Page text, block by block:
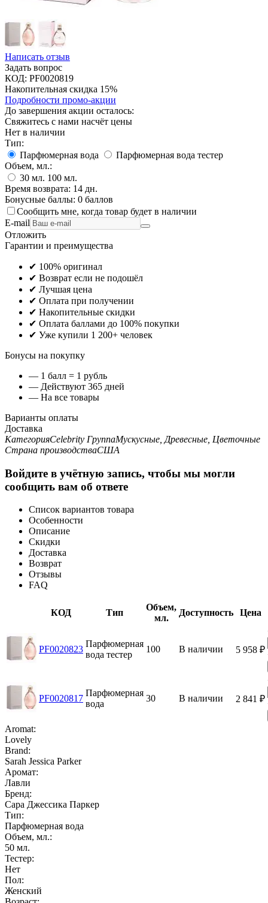
Написать отзыв
Задать вопрос
КОД: PF0020819
Накопительная скидка 15%
Подробности промо-акции
До завершения акции осталось:
Свяжитесь с нами насчёт цены
Нет в наличии
Тип:
Парфюмерная вода
Парфюмерная вода тестер
Объем, мл.:
30 мл. 100 мл.
Время возврата: 14 дн.
Бонусные баллы: 0 баллов
Сообщить мне, когда товар будет в наличии
E-mail
Отложить
Гарантии и преимущества
✔ 100% оригинал
✔ Возврат если не подошёл
✔ Лучшая цена
✔ Оплата при получении
✔ Накопительные скидки
✔ Оплата баллами до 100% покупки
✔ Уже купили 1 200+ человек
Бонусы на покупку
— 1 балл = 1 рубль
— Действуют 365 дней
— На все товары
Варианты оплаты
Доставка
КатегорияCelebrity ГруппаМускусные, Древесные, Цветочные
Страна производстваСША
Войдите в учётную запись, чтобы мы могли
сообщить вам об ответе
Список вариантов товара
Особенности
Описание
Скидки
Доставка
Возврат
Отзывы
FAQ
КОД Тип
Объем,
мл.
Доступность Цена
PF0020823
Парфюмерная
вода тестер
100 В наличии 5 958 ₽
PF0020817
Парфюмерная
вода
30 В наличии 2 841 ₽
Aromat:
Lovely
Brand:
Sarah Jessica Parker
Аромат:
Лавли
Бренд:
Сара Джессика Паркер
Тип:
Парфюмерная вода
Объем, мл.:
50 мл.
Тестер:
Нет
Пол:
Женский